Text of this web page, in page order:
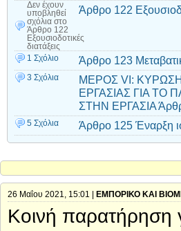
Δεν έχουν
υποβληθεί
σχόλια στο
Άρθρο 122
Εξουσιοδοτικές
διατάξεις
Άρθρο 122
1 Σχόλιο Άρθρο 123
3 Σχόλια
ΜΕΡΟΣ VI:
ΕΡΓΑΣΙΑΣ ΓΙΑ ΤΟ
ΣΤΗΝ ΕΡΓΑΣΙΑ
5 Σχόλια Άρθρο 125 Έναρξη
26 Μαΐου 2021, 15:01 | ΕΜΠΟΡΙΚΟ ΚΑΙ
Κοινή παρατήρηση